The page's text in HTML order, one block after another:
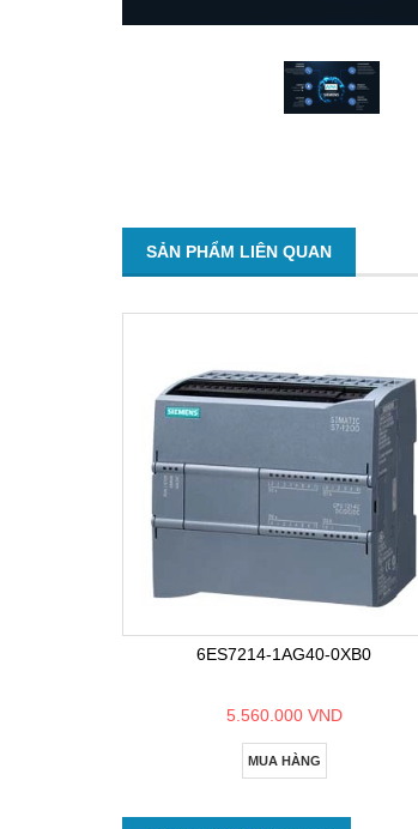
SẢN PHẨM LIÊN QUAN
6ES7214-1AG40-0XB0
5.560.000 VND
MUA HÀNG